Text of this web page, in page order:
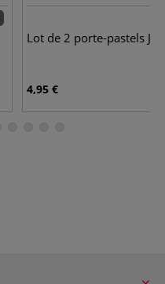
Lot de 2 porte-pastels
4,95 €